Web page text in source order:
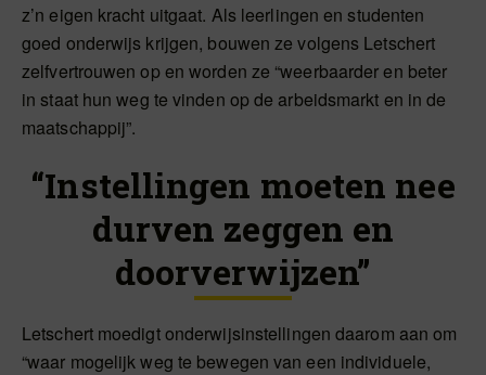
z’n eigen kracht uitgaat. Als leerlingen en studenten
goed onderwijs krijgen, bouwen ze volgens Letschert
zelfvertrouwen op en worden ze “weerbaarder en beter
in staat hun weg te vinden op de arbeidsmarkt en in de
maatschappij”.
“Instellingen moeten nee
durven zeggen en
doorverwijzen”
Letschert moedigt onderwijsinstellingen daarom aan om
“waar mogelijk weg te bewegen van een individuele,